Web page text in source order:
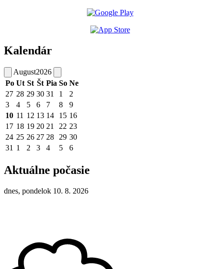
Kalendár
August2026
Po Ut St Št Pia So Ne
27 28 29 30 31 1
2
3
4 5 6 7 8
9
10 11 12 13 14 15 16
17 18 19 20 21 22 23
24 25 26 27 28 29 30
31 1 2 3 4 5 6
Aktuálne počasie
dnes, pondelok 10. 8. 2026